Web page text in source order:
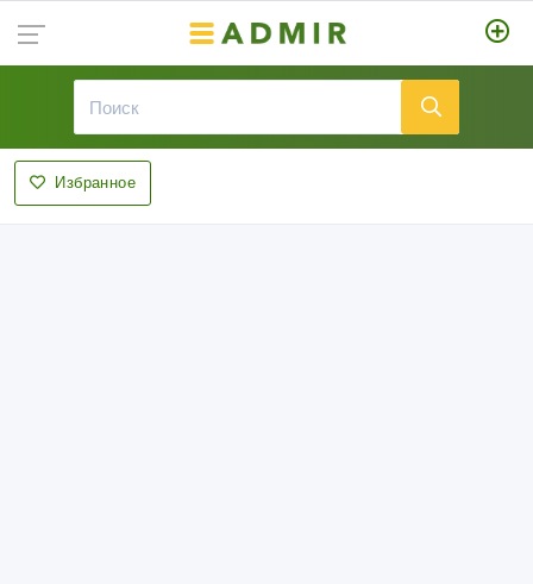
Избранное